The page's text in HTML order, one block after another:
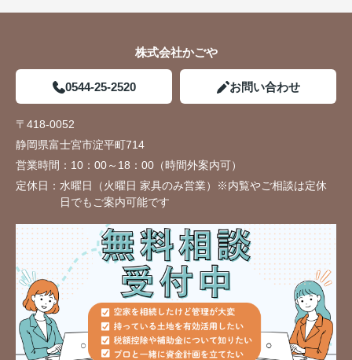
株式会社かごや
0544-25-2520 お問い合わせ
〒418-0052
静岡県富士宮市淀平町714
営業時間： 10：00～18：00（時間外案内可）
定休日： 水曜日（火曜日 家具のみ営業）※内覧やご相談は定休
日でもご案内可能です